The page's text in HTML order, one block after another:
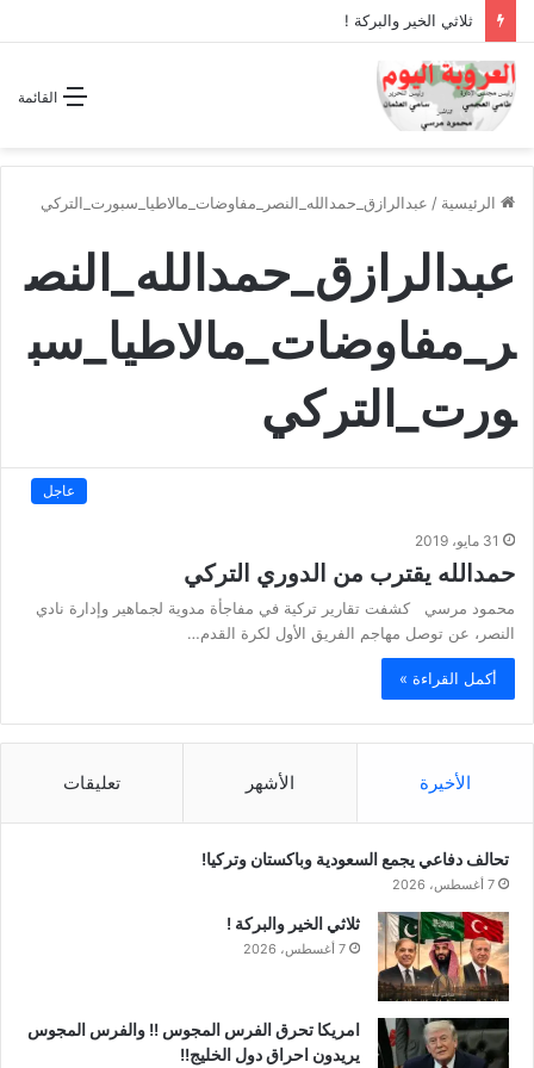
ثلاثي الخير والبركة !
القائمة
الرئيسية / عبدالرازق_حمدالله_النصر_مفاوضات_مالاطيا_سبورت_التركي
عبدالرازق_حمدالله_النص
ر_مفاوضات_مالاطيا_سب
ورت_التركي
عاجل
31 مايو، 2019
حمدالله يقترب من الدوري التركي
محمود مرسي كشفت تقارير تركية في مفاجأة مدوية لجماهير وإدارة نادي
النصر، عن توصل مهاجم الفريق الأول لكرة القدم…
أكمل القراءة »
الأخيرة الأشهر تعليقات
تحالف دفاعي يجمع السعودية وباكستان وتركيا!
7 أغسطس، 2026
ثلاثي الخير والبركة !
7 أغسطس، 2026
امريكا تحرق الفرس المجوس !! والفرس المجوس
يريدون احراق دول الخليج!!